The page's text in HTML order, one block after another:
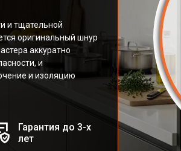
и тщательной
оригинальный шнур
аккуратно
и
и изоляцию
Гарантия до 3-х
лет